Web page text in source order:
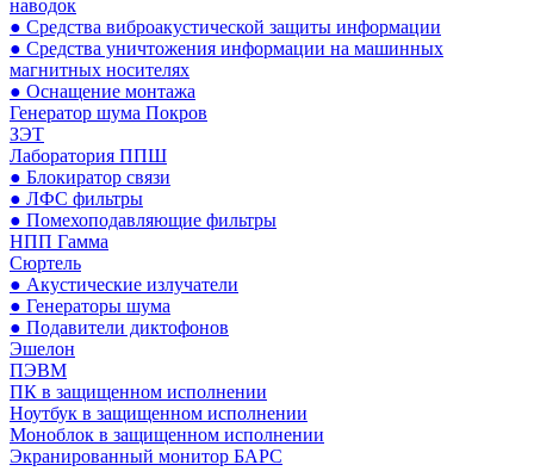
наводок
● Средства виброакустической защиты информации
● Средства уничтожения информации на машинных
магнитных носителях
● Оснащение монтажа
Генератор шума Покров
ЗЭТ
Лаборатория ППШ
● Блокиратор связи
● ЛФС фильтры
● Помехоподавляющие фильтры
НПП Гамма
Сюртель
● Акустические излучатели
● Генераторы шума
● Подавители диктофонов
Эшелон
ПЭВМ
ПК в защищенном исполнении
Ноутбук в защищенном исполнении
Моноблок в защищенном исполнении
Экранированный монитор БАРС